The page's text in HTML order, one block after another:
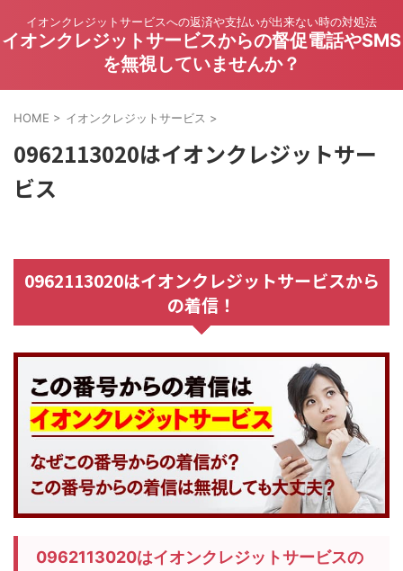
イオンクレジットサービスへの返済や支払いが出来ない時の対処法
イオンクレジットサービスからの督促電話やSMS
を無視していませんか？
HOME > イオンクレジットサービス >
0962113020はイオンクレジットサー
ビス
0962113020はイオンクレジットサービスから
の着信！
0962113020はイオンクレジットサービスの